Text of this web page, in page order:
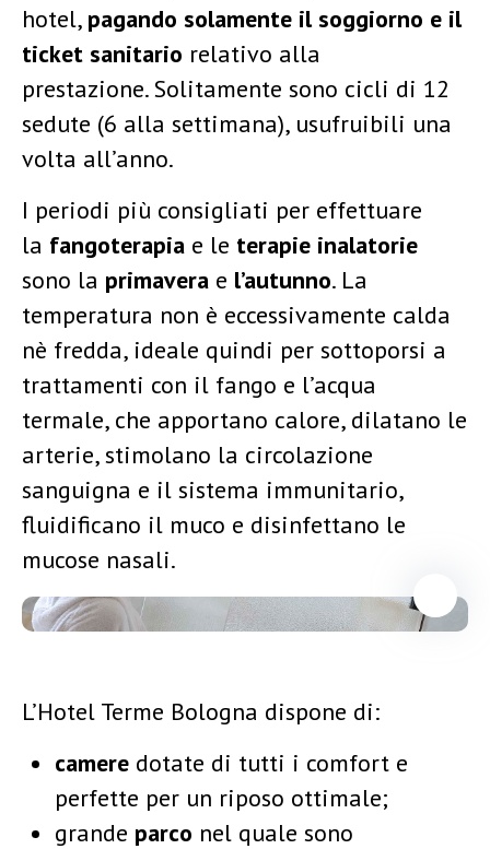
hotel, pagando solamente il soggiorno e il
ticket sanitario relativo alla
prestazione. Solitamente sono cicli di 12
sedute (6 alla settimana), usufruibili una
volta all’anno.
I periodi più consigliati per effettuare
la fangoterapia e le terapie inalatorie
sono la primavera e l’autunno. La
temperatura non è eccessivamente calda
nè fredda, ideale quindi per sottoporsi a
trattamenti con il fango e l’acqua
termale, che apportano calore, dilatano le
arterie, stimolano la circolazione
sanguigna e il sistema immunitario,
fluidificano il muco e disinfettano le
mucose nasali.
L’Hotel Terme Bologna dispone di:
camere dotate di tutti i comfort e
perfette per un riposo ottimale;
grande parco nel quale sono